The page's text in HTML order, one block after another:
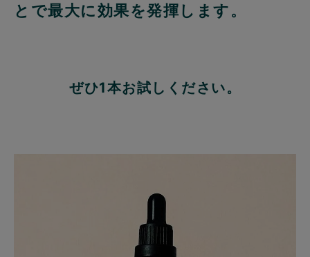
とで最大に効果を発揮します。
ぜひ1本お試しください。